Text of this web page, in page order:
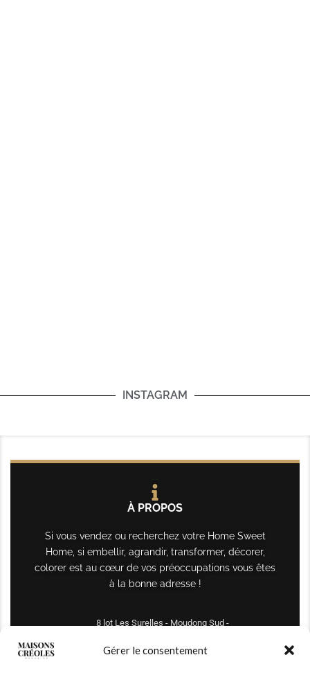
Gérer le consentement
INSTAGRAM
À PROPOS
Si vous vendez ou recherchez votre Home Sweet
Home, si embellir, agrandir, transformer, décorer,
colorer est au cœur de vos préoccupations vous êtes
à la bonne adresse !
8 lot Les Surelles - Moudong Sud -